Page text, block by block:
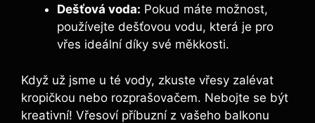
Dešťová voda: Pokud máte možnost,
používejte dešťovou vodu, která je pro
vřes ideální díky své měkkosti.
Když už jsme u té vody, zkuste vřesy zalévat
kropičkou nebo rozprašovačem. Nebojte se být
kreativní! Vřesoví příbuzní z vašeho balkonu